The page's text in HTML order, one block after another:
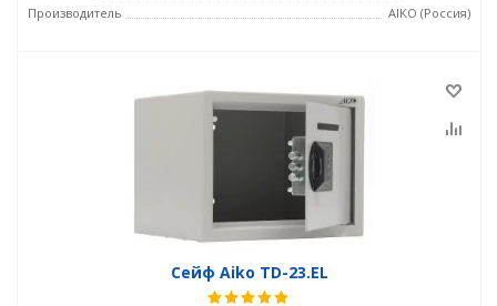
Производитель
AIKO (Россия)
Сейф Aiko TD-23.EL